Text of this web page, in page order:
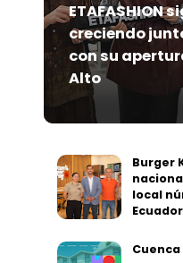
ETAFASHION
creciendo
con su
Alto
Burger
local
Ecuador